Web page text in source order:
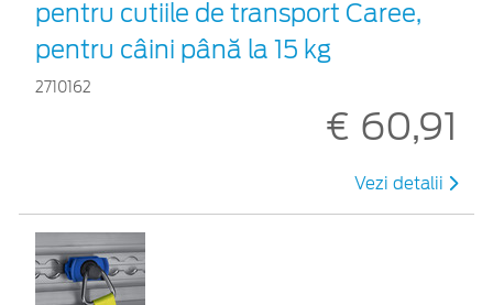
pentru cutiile de transport Caree,
pentru câini până la 15 kg
2710162
€ 60,91
Vezi detalii